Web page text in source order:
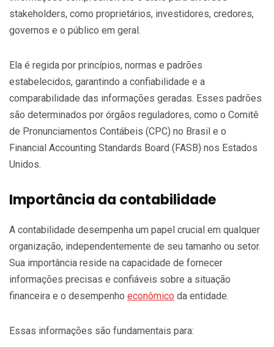
stakeholders, como proprietários, investidores, credores,
governos e o público em geral.
Ela é regida por princípios, normas e padrões
estabelecidos, garantindo a confiabilidade e a
comparabilidade das informações geradas. Esses padrões
são determinados por órgãos reguladores, como o Comitê
de Pronunciamentos Contábeis (CPC) no Brasil e o
Financial Accounting Standards Board (FASB) nos Estados
Unidos.
Importância da contabilidade
A contabilidade desempenha um papel crucial em qualquer
organização, independentemente de seu tamanho ou setor.
Sua importância reside na capacidade de fornecer
informações precisas e confiáveis sobre a situação
financeira e o desempenho econômico da entidade.
Essas informações são fundamentais para: